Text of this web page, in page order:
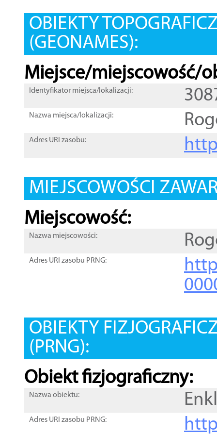
OBIEKTY
(GEONAMES):
Miejsce/miejscowość/
Identyfikator miejsca/lokalizacji:
Nazwa miejsca/lokalizacji:
Adres URI zasobu:
MIEJSCOWOŚCI
Miejscowość:
Nazwa miejscowości:
Adres URI zasobu PRNG:
OBIEKTY
(PRNG):
Obiekt fizjograficzny:
Nazwa obiektu:
Adres URI zasobu PRNG: